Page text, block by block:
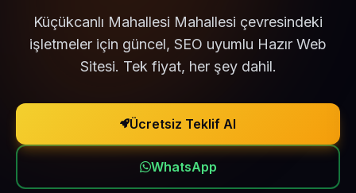
Küçükcanlı Mahallesi Mahallesi çevresindeki
işletmeler için güncel, SEO uyumlu Hazır Web
Sitesi. Tek fiyat, her şey dahil.
Ücretsiz Teklif Al
WhatsApp